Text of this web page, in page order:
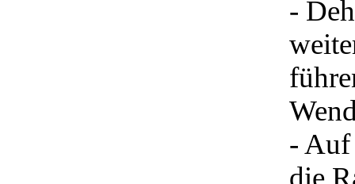
-
- Auf
die